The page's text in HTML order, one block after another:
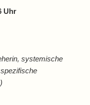
Uhr
systemische